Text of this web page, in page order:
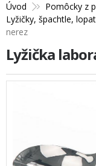
Úvod Pomôcky z
Lyžičky, špachtle,
nerez
Lyžička